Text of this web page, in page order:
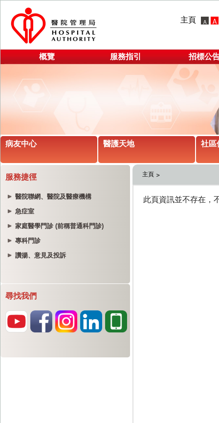
主頁
概覽 服務指引 招標公
病友中心 醫護天地 社區
服務捷徑
醫院聯網、醫院及醫療機構
急症室
家庭醫學門診 (前稱普通科門診)
專科門診
讚揚、意見及投訴
尋找我們
主頁